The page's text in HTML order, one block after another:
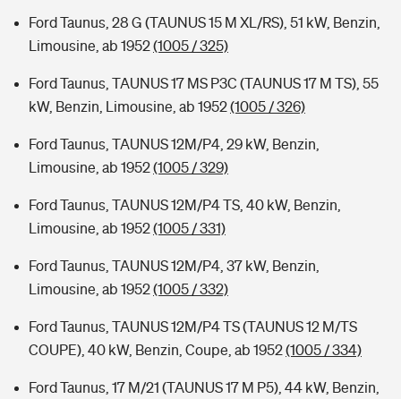
Ford Taunus, 28 G (TAUNUS 15 M XL/RS), 51 kW, Benzin,
Limousine, ab 1952(1005 / 325)
Ford Taunus, TAUNUS 17 MS P3C (TAUNUS 17 M TS), 55
kW, Benzin, Limousine, ab 1952(1005 / 326)
Ford Taunus, TAUNUS 12M/P4, 29 kW, Benzin,
Limousine, ab 1952(1005 / 329)
Ford Taunus, TAUNUS 12M/P4 TS, 40 kW, Benzin,
Limousine, ab 1952(1005 / 331)
Ford Taunus, TAUNUS 12M/P4, 37 kW, Benzin,
Limousine, ab 1952(1005 / 332)
Ford Taunus, TAUNUS 12M/P4 TS (TAUNUS 12 M/TS
COUPE), 40 kW, Benzin, Coupe, ab 1952(1005 / 334)
Ford Taunus, 17 M/21 (TAUNUS 17 M P5), 44 kW, Benzin,